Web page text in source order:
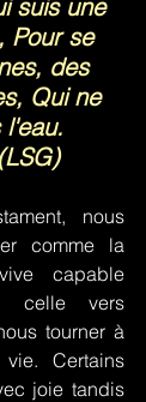
suis une
Pour se
des
Qui ne
nous
comme la
capable
celle vers
tourner à
Certains
joie tandis